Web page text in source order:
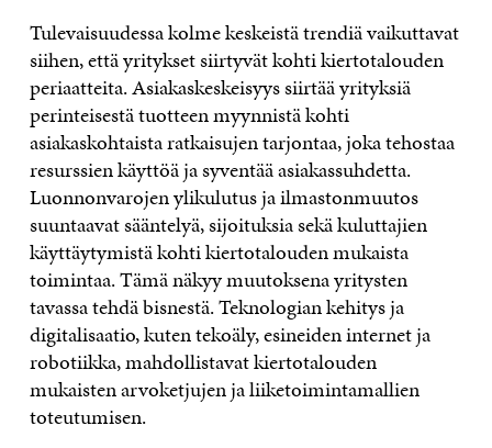
Tulevaisuudessa kolme keskeistä trendiä vaikuttavat
siihen, että yritykset siirtyvät kohti kiertotalouden
periaatteita. Asiakaskeskeisyys siirtää yrityksiä
perinteisestä tuotteen myynnistä kohti
asiakaskohtaista ratkaisujen tarjontaa, joka tehostaa
resurssien käyttöä ja syventää asiakassuhdetta.
Luonnonvarojen ylikulutus ja ilmastonmuutos
suuntaavat sääntelyä, sijoituksia sekä kuluttajien
käyttäytymistä kohti kiertotalouden mukaista
toimintaa. Tämä näkyy muutoksena yritysten
tavassa tehdä bisnestä. Teknologian kehitys ja
digitalisaatio, kuten tekoäly, esineiden internet ja
robotiikka, mahdollistavat kiertotalouden
mukaisten arvoketjujen ja liiketoimintamallien
toteutumisen.